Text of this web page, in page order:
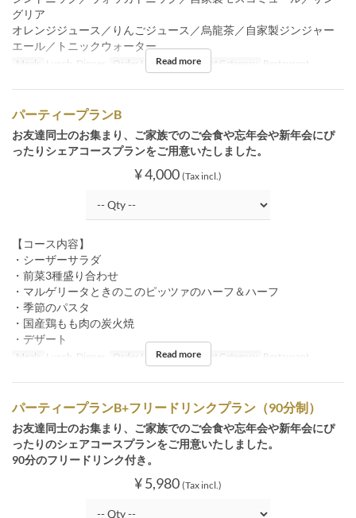
グリア
オレンジジュース／りんごジュース／烏龍茶／自家製ジンジャー
エール／トニックウォーター
Meals Lunch, Dinner Order Limit 4 ~ 34 Seat Category Restaurant
Read more
パーティープランB
お友達同士のお集まり、ご家族でのご会食や忘年会や新年会にぴ
ったりシェアコースプランをご用意いたしました。
¥ 4,000 (Tax incl.)
【コース内容】
・シーザーサラダ
・前菜3種盛り合わせ
・マルゲリータときのこのピッツァのハーフ＆ハーフ
・季節のパスタ
・国産鶏もも肉の炭火焼
・デザート
Meals Lunch, Dinner Order Limit 4 ~ 34 Seat Category Restaurant
Read more
パーティープランB+フリードリンクプラン（90分制）
お友達同士のお集まり、ご家族でのご会食や忘年会や新年会にぴ
ったりのシェアコースプランをご用意いたしました。
90分のフリードリンク付き。
¥ 5,980 (Tax incl.)